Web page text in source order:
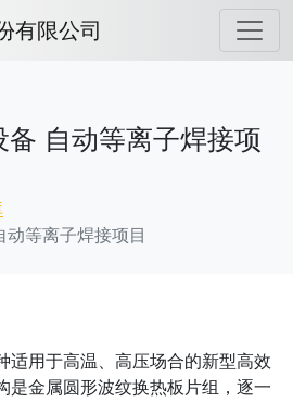
有限公司
自动等离子焊接项
等离子焊接项目
适用于高温、高压场合的新型高效
是金属圆形波纹换热板片组，逐一